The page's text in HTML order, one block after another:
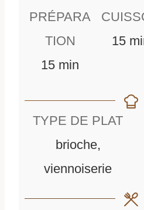
PRÉPARA
TION
15m
u
min
15m
u
TYPE DE PLAT
brioche,
viennoiserie